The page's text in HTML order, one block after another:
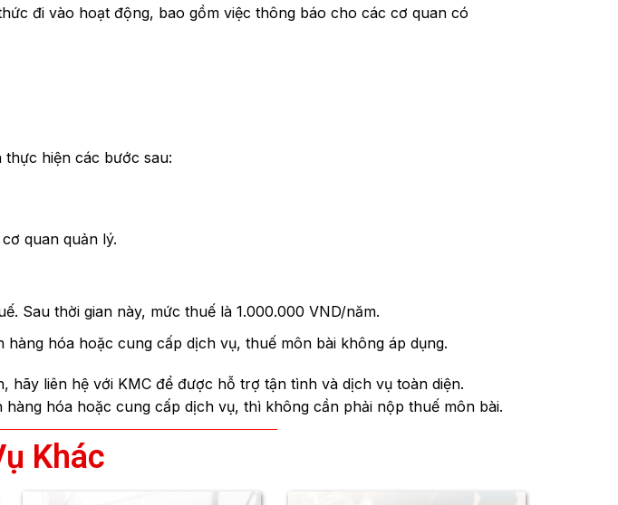
đi vào hoạt động, bao gồm việc thông báo cho các cơ quan có
hiện các bước sau:
quan quản lý.
Sau thời gian này, mức thuế là 1.000.000 VND/năm.
hóa hoặc cung cấp dịch vụ, thuế môn bài không áp dụng.
liên hệ với KMC để được hỗ trợ tận tình và dịch vụ toàn diện.
hóa hoặc cung cấp dịch vụ, thì không cần phải nộp thuế môn bài.
Khác